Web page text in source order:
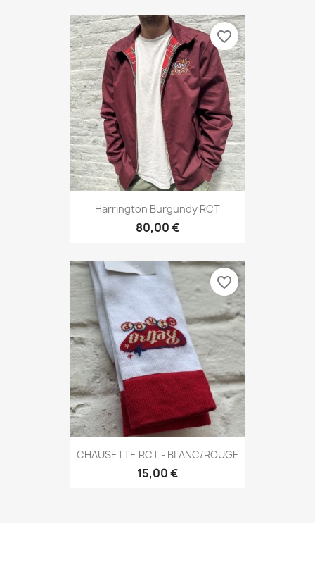
Harrington Burgundy RCT
80,00 €
favorite_border
CHAUSETTE RCT - BLANC/ROUGE
15,00 €
favorite_border